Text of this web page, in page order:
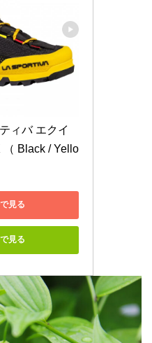
ィバ エクイ
（ Black / Yello
見る
見る